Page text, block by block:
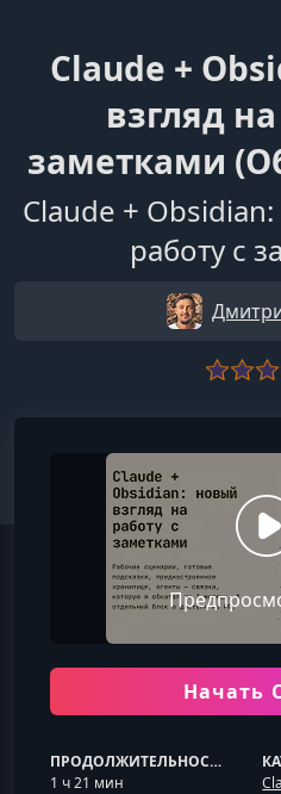
Claude +
взгляд
заметками
Claude +
работу с
Начать
ПРОДОЛЖИТЕЛЬНОСТЬ
1 ч 21 мин